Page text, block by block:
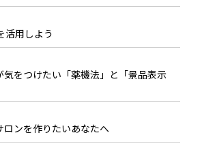
活用しよう
気をつけたい「薬機法」と「景品表示
ロンを作りたいあなたへ